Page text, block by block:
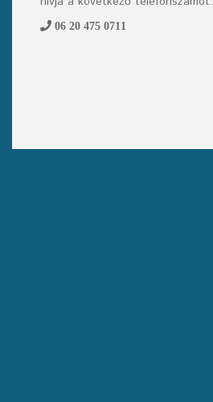
06 20 475 0711